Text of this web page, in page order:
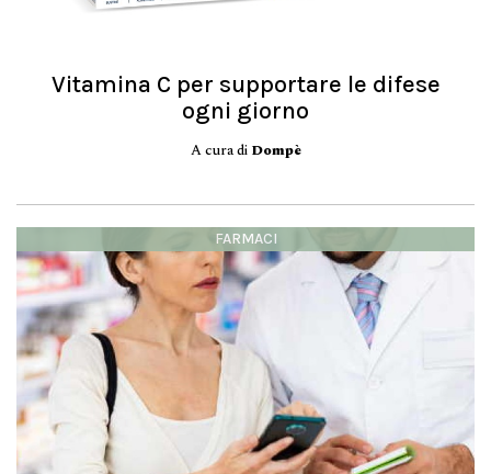
Vitamina C per supportare le difese
ogni giorno
A cura di Dompè
FARMACI